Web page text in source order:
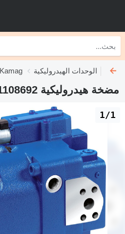
قطع الغيار Kamag الوحدات الهيدروليكية Kamag
مضخة هيدروليكية Kamag 6-1108692
1/1